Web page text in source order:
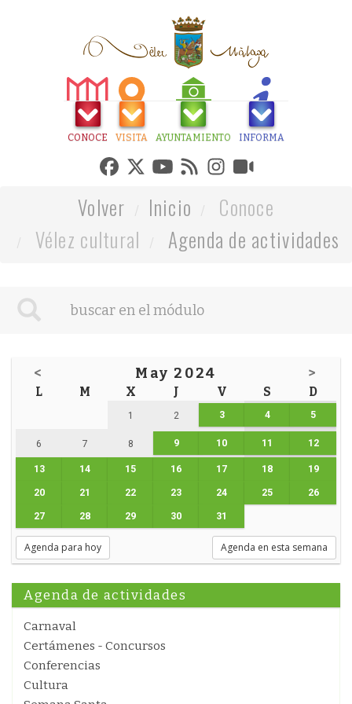
CONOCE VISITA AYUNTAMIENTO INFORMA
Volver Inicio
Conoce
Vélez cultural
Agenda de actividades
< May 2024 >
L M X J V S D
1 2 3 4 5
6 7 8 9 10 11 12
13 14 15 16 17 18 19
20 21 22 23 24 25 26
27 28 29 30 31
Agenda para hoy Agenda en esta semana
Agenda de actividades
Carnaval
Certámenes - Concursos
Conferencias
Cultura